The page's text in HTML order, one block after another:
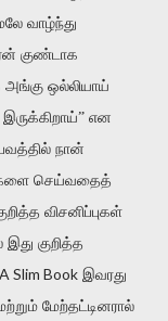
வாழ்ந்து
குண்டாக
அங்கு ஒல்லியாய்
என
நான்
செய்வதைத்
விசனிப்புகள்
குறித்த
A Slim Book இவரது
மேற்தட்டினரால்